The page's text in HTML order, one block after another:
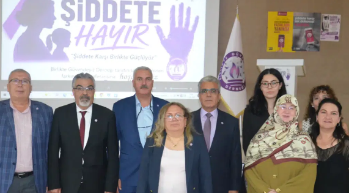
Bursa
Çanakkale
Çankırı
Çorum
Denizli
Diyarbakır
Edirne